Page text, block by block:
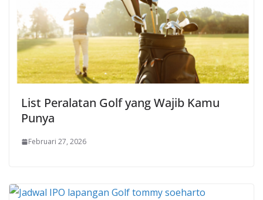
List Peralatan Golf yang Wajib Kamu
Punya
Februari 27, 2026